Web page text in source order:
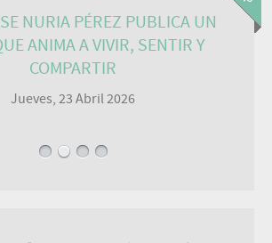
NURIA PÉREZ PUBLICA UN
ANIMA A VIVIR, SENTIR Y
COMPARTIR
Jueves, 23 Abril 2026